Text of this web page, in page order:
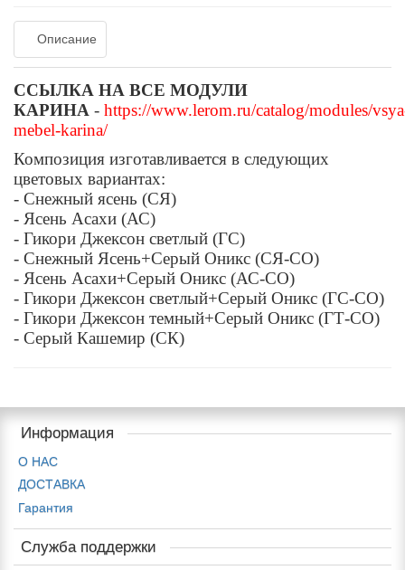
Описание
ССЫЛКА НА ВСЕ МОДУЛИ
КАРИНА - https://www.lerom.ru/catalog/modules/
mebel-karina/
Композиция изготавливается в следующих
цветовых вариантах:
- Снежный ясень (СЯ)
- Ясень Асахи (АС)
- Гикори Джексон светлый (ГС)
- Снежный Ясень+Серый Оникс (СЯ-СО)
- Ясень Асахи+Серый Оникс (АС-СО)
- Гикори Джексон светлый+Серый Оникс (ГС-СО)
- Гикори Джексон темный+Серый Оникс (ГТ-СО)
- Серый Кашемир (СК)
Информация
О НАС
ДОСТАВКА
Гарантия
Служба поддержки